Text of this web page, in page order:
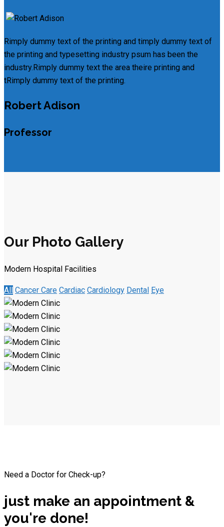
Rimply dummy text of the printing and timply dummy text of
the printing and typesetting industry psum has been the
industry.Rimply dummy text the area theire printing and
tRimply dummy text of the printing.
Robert Adison
Professor
Our Photo Gallery
Modern Hospital Facilities
All Cancer Care Cardiac Cardiology Dental Eye
Need a Doctor for Check-up?
just make an appointment &
you're done!